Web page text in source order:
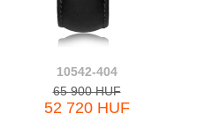
10542-404
65 900 HUF
52 720 HUF